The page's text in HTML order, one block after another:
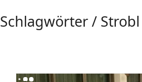
Schlagwörter / Strobl